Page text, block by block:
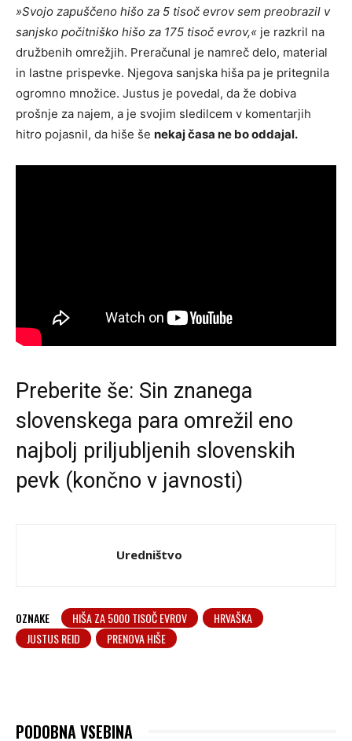
»Svojo zapuščeno hišo za 5 tisoč evrov sem preobrazil v
sanjsko počitniško hišo za 175 tisoč evrov,« je razkril na
družbenih omrežjih. Preračunal je namreč delo, material
in lastne prispevke. Njegova sanjska hiša pa je pritegnila
ogromno množice. Justus je povedal, da že dobiva
prošnje za najem, a je svojim sledilcem v komentarjih
hitro pojasnil, da hiše še nekaj časa ne bo oddajal.
Preberite še: Sin znanega
slovenskega para omrežil eno
najbolj priljubljenih slovenskih
pevk (končno v javnosti)
Uredništvo
OZNAKE HIŠA ZA 5000 TISOČ EVROV
HRVAŠKA
JUSTUS REID
PRENOVA HIŠE
PODOBNA VSEBINA